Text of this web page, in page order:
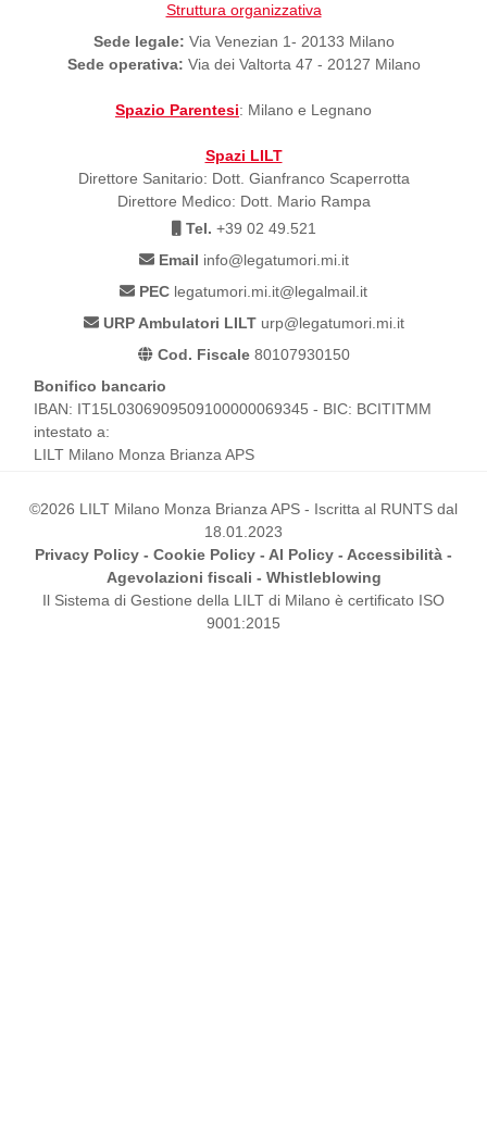
Struttura organizzativa
Sede legale: Via Venezian 1- 20133 Milano
Sede operativa: Via dei Valtorta 47 - 20127 Milano
Spazio Parentesi: Milano e Legnano
Spazi LILT
Direttore Sanitario: Dott. Gianfranco Scaperrotta
Direttore Medico: Dott. Mario Rampa
Tel. +39 02 49.521
Email info@legatumori.mi.it
PEC legatumori.mi.it@legalmail.it
URP Ambulatori LILTurp@legatumori.mi.it
Cod. Fiscale80107930150
Bonifico bancario
IBAN: IT15L0306909509100000069345 - BIC: BCITITMM
intestato a:
LILT Milano Monza Brianza APS
©2026 LILT Milano Monza Brianza APS - Iscritta al RUNTS dal
18.01.2023
Privacy Policy - Cookie Policy - AI Policy - Accessibilità -
Agevolazioni fiscali - Whistleblowing
Il Sistema di Gestione della LILT di Milano è certificato ISO
9001:2015